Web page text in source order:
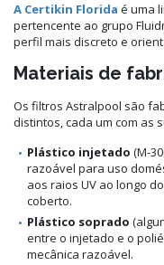
A Certikin Florida é uma
pertencente ao grupo
perfil mais discreto e
Materiais de
Os filtros Astralpool são
distintos, cada um com as
Plástico injetado (M-
razoável para uso
aos raios UV ao longo
coberto.
Plástico soprado
entre o injetado e o
mecânica razoável.